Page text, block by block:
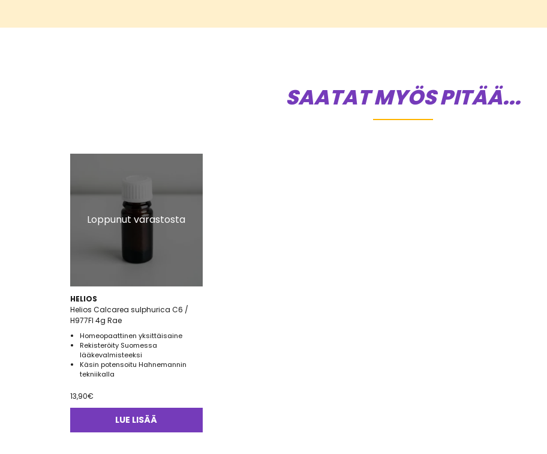
SAATAT MYÖS PITÄÄ...
Loppunut varastosta
HELIOS
Helios Calcarea sulphurica C6 /
H977FI 4g Rae
Homeopaattinen yksittäisaine
Rekisteröity Suomessa
lääkevalmisteeksi
Käsin potensoitu Hahnemannin
tekniikalla
13,90€
LUE LISÄÄ